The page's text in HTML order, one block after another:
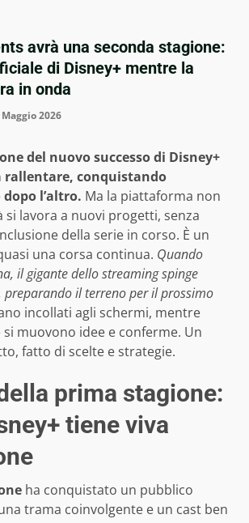
avrà una seconda stagione:
di Disney+ mentre la
in onda
2026
del nuovo successo di Disney+
rallentare, conquistando
l’altro. Ma la piattaforma non
si lavora a nuovi progetti, senza
della serie in corso. È un
una corsa continua. Quando
il gigante dello streaming spinge
preparando il terreno per il prossimo
incollati agli schermi, mentre
muovono idee e conferme. Un
fatto di scelte e strategie.
prima stagione:
tiene viva
ha conquistato un pubblico
trama coinvolgente e un cast ben